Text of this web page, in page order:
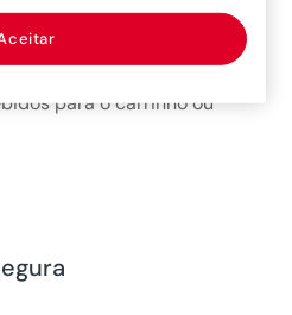
se trata de bebés, eles
do SRI.
ou específicos,
para o carrinho ou